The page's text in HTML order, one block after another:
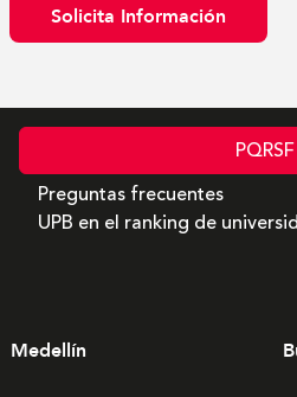
Solicita Información
PQRSF
Preguntas frecuentes
UPB en el ranking de
Medellín